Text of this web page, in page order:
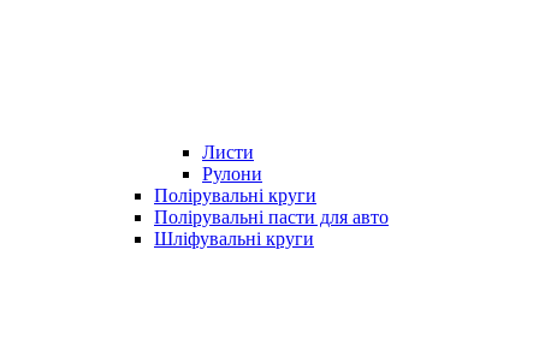
Листи
Рулони
Полірувальні круги
Полірувальні пасти для авто
Шліфувальні круги